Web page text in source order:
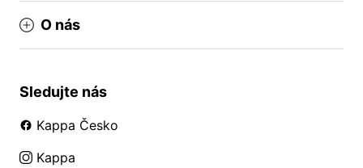
O nás
Sledujte nás
Kappa Česko
Kappa